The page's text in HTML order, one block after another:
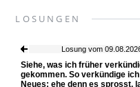
LOSUNGEN